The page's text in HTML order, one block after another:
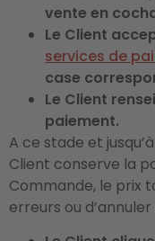
vente en
Le Client
services de
case
Le Client
paiement.
A ce stade et
Client conserve la
Commande, le prix
erreurs ou